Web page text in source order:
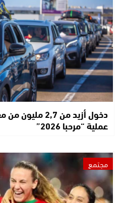
دخول أزيد من
عملية “مرحبا 2026”
مجتمع